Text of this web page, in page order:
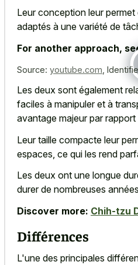
Leur conception leur
adaptés à une variété de
For another approach,
Source: youtube.com
Les deux sont également
faciles à manipuler et à
avantage majeur par
Leur taille compacte leur
espaces, ce qui les rend
Les deux ont une longue
durer de nombreuses
Discover more: Chih-tzu
Différences
L'une des principales